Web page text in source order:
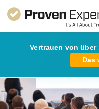
Vertrauen von über
Das